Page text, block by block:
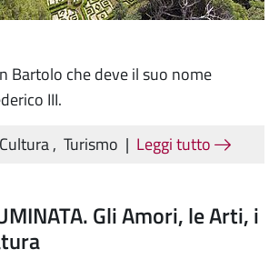
Bartolo che deve il suo nome
III.
Cultura, Turismo | Leggi tutto
Gli Amori, le Arti, i